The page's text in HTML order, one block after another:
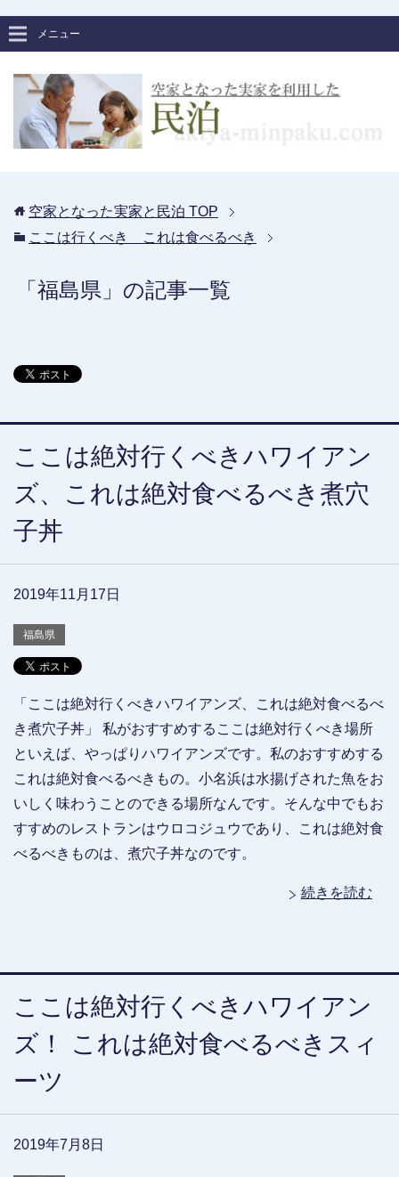
メニュー
空家となった実家と民泊 TOP
ここは行くべき これは食べるべき
「福島県」の記事一覧
ここは絶対行くべきハワイアン
ズ、これは絶対食べるべき煮穴
子丼
2019年11月17日
福島県
「ここは絶対行くべきハワイアンズ、これは絶対食べるべ
き煮穴子丼」 私がおすすめするここは絶対行くべき場所
といえば、やっぱりハワイアンズです。私のおすすめする
これは絶対食べるべきもの。小名浜は水揚げされた魚をお
いしく味わうことのできる場所なんです。そんな中でもお
すすめのレストランはウロコジュウであり、これは絶対食
べるべきものは、煮穴子丼なのです。
続きを読む
ここは絶対行くべきハワイアン
ズ！ これは絶対食べるべきスィ
ーツ
2019年7月8日